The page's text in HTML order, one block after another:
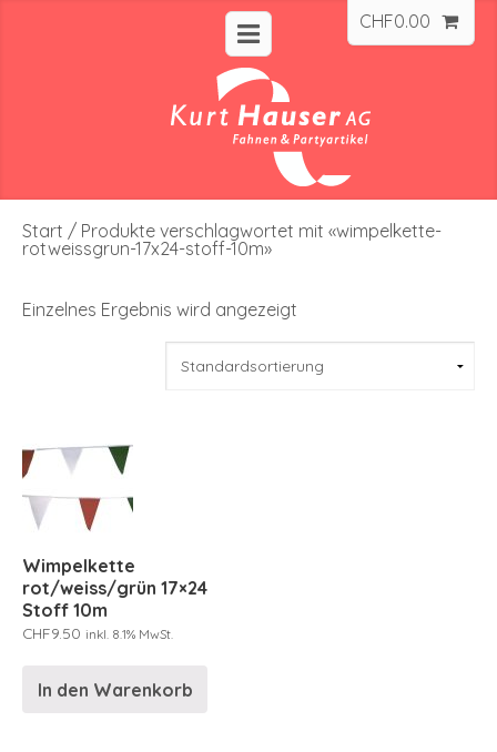
CHF0.00
Start / Produkte verschlagwortet mit «wimpelkette-
rotweissgrun-17x24-stoff-10m»
Einzelnes Ergebnis wird angezeigt
Wimpelkette
rot/weiss/grün 17×24
Stoff 10m
CHF9.50 inkl. 8.1% MwSt.
In den Warenkorb